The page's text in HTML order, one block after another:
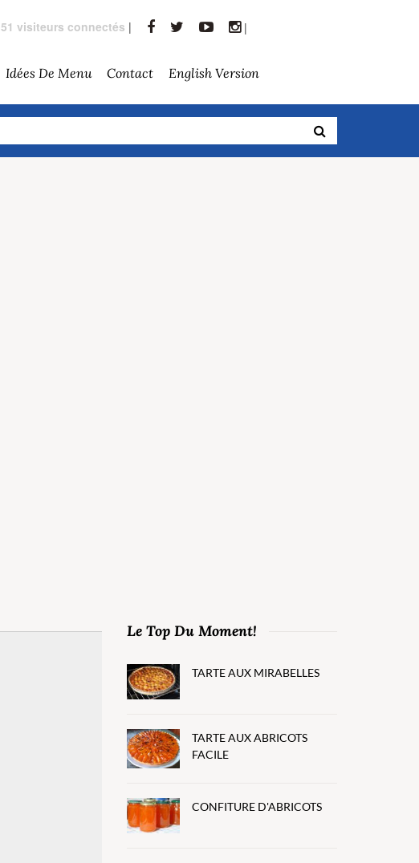
51 visiteurs connectés | |
Idées De Menu Contact English Version
Le Top Du Moment!
TARTE AUX MIRABELLES
TARTE AUX ABRICOTS
FACILE
CONFITURE D'ABRICOTS